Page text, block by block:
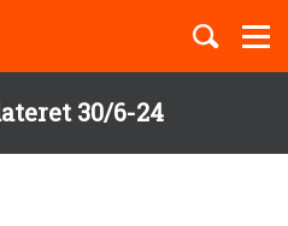
30/6-24
Børnebøger